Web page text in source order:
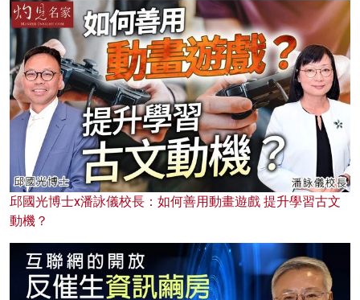
邱國光博士x潘詠儀校長：如何善用動畫遊戲 提升學習古文
動機？